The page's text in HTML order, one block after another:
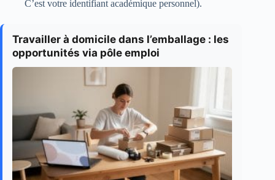
C’est votre identifiant académique personnel).
Travailler à domicile dans l’emballage : les
opportunités via pôle emploi